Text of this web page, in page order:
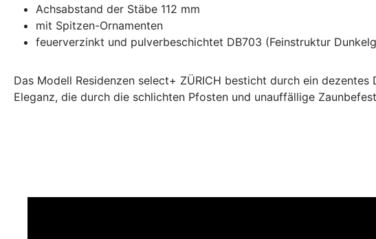
Achsabstand der Stäbe 112 mm
mit Spitzen-Ornamenten
feuerverzinkt und pulverbeschichtet DB703 (Feinstruktur
Das Modell Residenzen select+ ZÜRICH besticht durch ein
Eleganz, die durch die schlichten Pfosten und unauffällige